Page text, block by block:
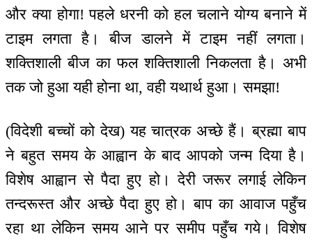
और क्या होगा! पहले धरनी को हल चलाने योग्य बनाने में
टाइम लगता है। बीज डालने में टाइम नहीं लगता।
शक्तिशाली बीज का फल शक्तिशाली निकलता है। अभी
तक जो हुआ यही होना था, वही यथार्थ हुआ। समझा!
(विदेशी बच्चों को देख) यह चात्रक अच्छे हैं। ब्रह्मा बाप
ने बहुत समय के आह्वान के बाद आपको जन्म दिया है।
विशेष आह्वान से पैदा हुए हो। देरी जरूर लगाई लेकिन
तन्दरूस्त और अच्छे पैदा हुए हो। बाप का आवाज पहुँच
रहा था लेकिन समय आने पर समीप पहुँच गये। विशेष